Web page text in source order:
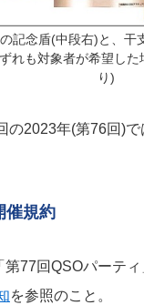
記念盾(中段右)と、干
れも対象者が希望し
り)
の2023年(第76回)
催規約
77回QSOパーテ
を参照のこと。